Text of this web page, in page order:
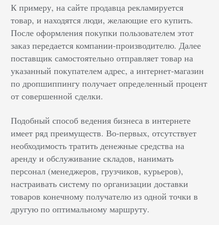
К примеру, на сайте продавца рекламируется
товар, и находятся люди, желающие его купить.
После оформления покупки пользователем этот
заказ передается компании-производителю. Далее
поставщик самостоятельно отправляет товар на
указанный покупателем адрес, а интернет-магазин
по дропшиппингу получает определенный процент
от совершенной сделки.
Подобный способ ведения бизнеса в интернете
имеет ряд преимуществ. Во-первых, отсутствует
необходимость тратить денежные средства на
аренду и обслуживание складов, нанимать
персонал (менеджеров, грузчиков, курьеров),
настраивать систему по организации доставки
товаров конечному получателю из одной точки в
другую по оптимальному маршруту.